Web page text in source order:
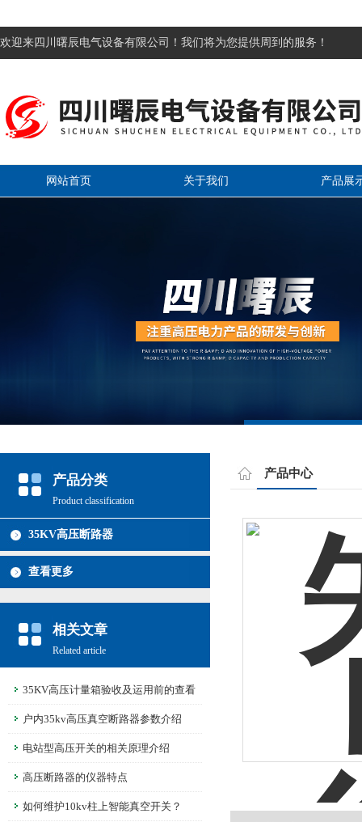
欢迎来四川曙辰电气设备有限公司！我们将为您提供周到的服务！
网站首页 关于我们 产品展
产品分类
Product classification
35KV高压断路器
查看更多
相关文章
Related article
35KV高压计量箱验收及运用前的查看
户内35kv高压真空断路器参数介绍
电站型高压开关的相关原理介绍
高压断路器的仪器特点
如何维护10kv柱上智能真空开关？
产品中心